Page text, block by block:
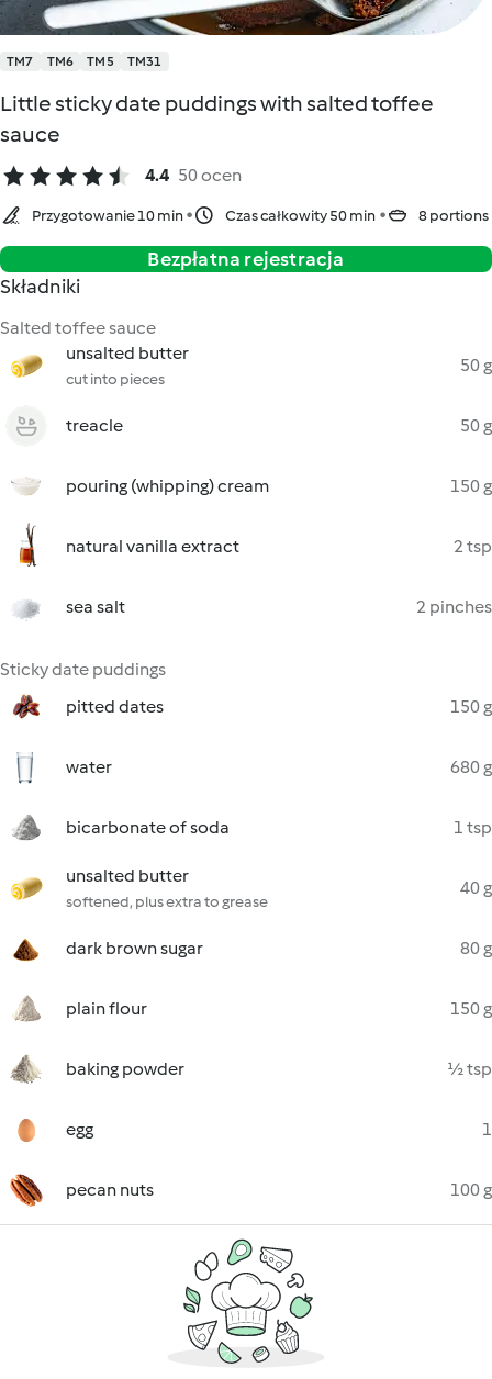
TM7 TM6 TM5 TM31
Little sticky date puddings with salted toffee
sauce
4.4 50 ocen
Przygotowanie 10 min Czas całkowity 50 min 8 portions
Bezpłatna rejestracja
Składniki
Salted toffee sauce
unsalted butter
cut into pieces
50 g
treacle 50 g
pouring (whipping) cream 150 g
natural vanilla extract 2 tsp
sea salt 2 pinches
Sticky date puddings
pitted dates
150 g
water 680 g
bicarbonate of soda 1 tsp
unsalted butter
softened, plus extra to grease
40 g
dark brown sugar 80 g
plain flour 150 g
baking powder ½ tsp
egg 1
pecan nuts 100 g